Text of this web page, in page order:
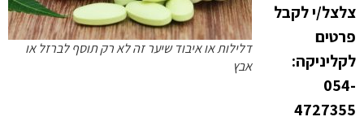
דלילות או איבוד שיער זה לא רק תוסף לברזל או
אבץ
צלצל/י לקבל
פרטים
לקליניקה:
054-
4727355